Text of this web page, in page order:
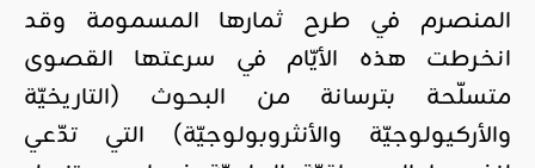
المنصرم في طرح ثمارها المسمومة وقد
انخرطت هذه الأيّام في سرعتها القصوى
متسلّحة بترسانة من البحوث (التاريخيّة
والأركيولوجيّة والأنثروبولوجيّة) التي تدّعي